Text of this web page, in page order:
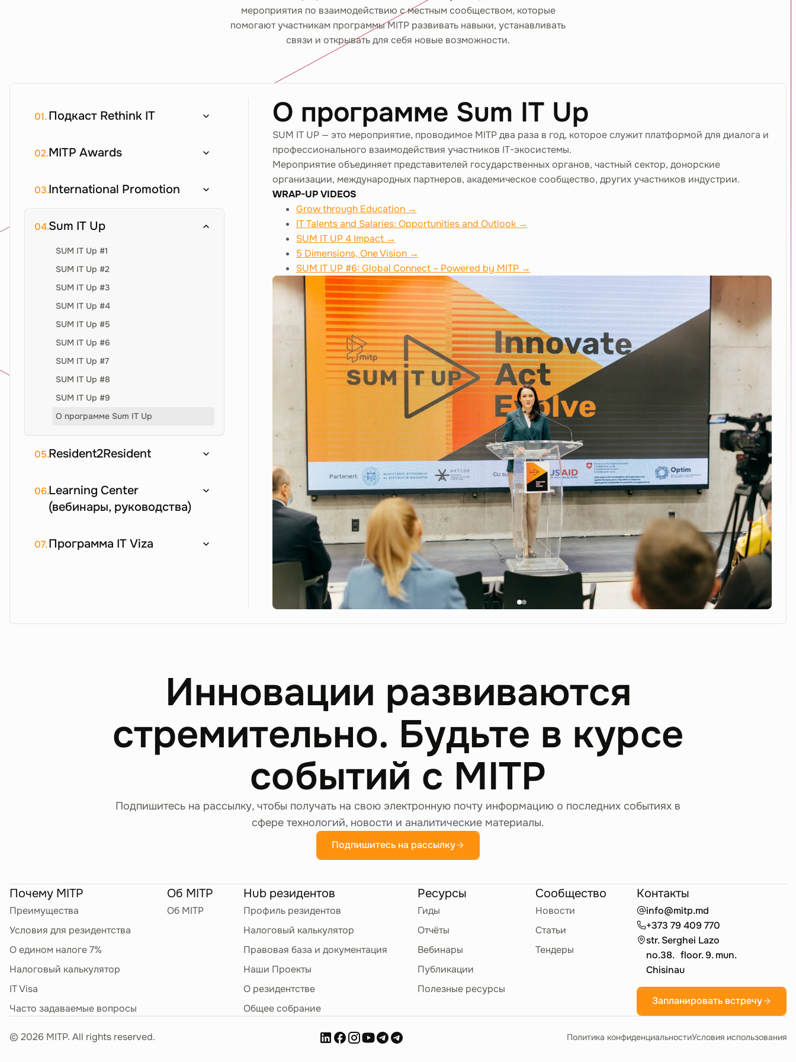
мероприятия по взаимодействию с местным сообществом, которые
помогают участникам программы MITP развивать навыки, устанавливать
связи и открывать для себя новые возможности.
01.Подкаст Rethink IT
02.MITP Awards
03.International Promotion
04.Sum IT Up
SUM IT Up #1
SUM IT Up #2
SUM IT Up #3
SUM IT Up #4
SUM IT Up #5
SUM IT Up #6
SUM IT Up #7
SUM IT Up #8
SUM IT Up #9
О программе Sum IT Up
05.Resident2Resident
06.Learning Center
(вебинары, руководства)
07.Программа IT Viza
О программе Sum IT Up
SUM IT UP — это мероприятие, проводимое MITP два раза в год, которое служит платформой для диалога и
профессионального взаимодействия участников IT-экосистемы.
Мероприятие объединяет представителей государственных органов, частный сектор, донорские
организации, международных партнеров, академическое сообщество, других участников индустрии.
WRAP-UP VIDEOS
Grow through Education →
IT Talents and Salaries: Opportunities and Outlook →
SUM IT UP 4 Impact →
5 Dimensions, One Vision →
SUM IT UP #6: Global Connect – Powered by MITP →
Инновации развиваются
стремительно. Будьте в курсе
событий с MITP
Подпишитесь на рассылку, чтобы получать на свою электронную почту информацию о последних событиях в
сфере технологий, новости и аналитические материалы.
Подпишитесь на рассылку
Почему MITP
Преимущества
Условия для резидентства
О едином налоге 7%
Налоговый калькулятор
IT Visa
Часто задаваемые вопросы
Об MITP
Об MITP
Hub резидентов
Профиль резидентов
Налоговый калькулятор
Правовая база и документация
Наши Проекты
О резидентстве
Общее собрание
Ресурсы
Гиды
Отчёты
Вебинары
Публикации
Полезные ресурсы
Сообщество
Новости
Статьи
Тендеры
Контакты
info@mitp.md
+373 79 409 770
str. Serghei Lazo
no.38. floor. 9. mun.
Chisinau
Запланировать встречу
© 2026 MITP. All rights reserved. Политика конфиденциальностиУсловия использования